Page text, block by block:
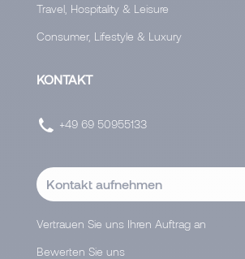
Travel, Hospitality & Leisure
Consumer, Lifestyle & Luxury
KONTAKT
+49 69 50955133
Kontakt aufnehmen
Vertrauen Sie uns Ihren Auftrag an
Bewerten Sie uns